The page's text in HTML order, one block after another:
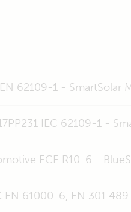
62109-1 - SmartSolar
IEC 62109-1 -
ECE R10-6 -
EN 61000-6, EN 301